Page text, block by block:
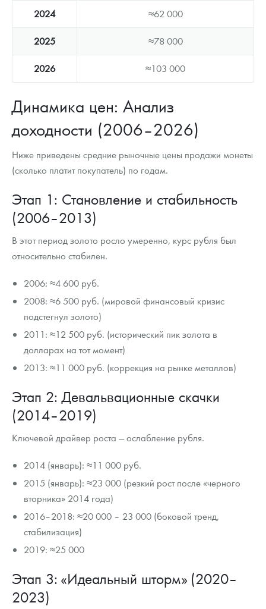
2024 ≈62 000
2025 ≈78 000
2026 ≈103 000
Динамика цен: Анализ
доходности (2006–2026)
Ниже приведены средние рыночные цены продажи монеты
(сколько платит покупатель) по годам.
Этап 1: Становление и стабильность
(2006–2013)
В этот период золото росло умеренно, курс рубля был
относительно стабилен.
2006: ≈4 600 руб.
2008: ≈6 500 руб. (мировой финансовый кризис
подстегнул золото)
2011: ≈12 500 руб. (исторический пик золота в
долларах на тот момент)
2013: ≈11 000 руб. (коррекция на рынке металлов)
Этап 2: Девальвационные скачки
(2014–2019)
Ключевой драйвер роста — ослабление рубля.
2014 (январь): ≈11 000 руб.
2015 (январь): ≈23 000 (резкий рост после «черного
вторника» 2014 года)
2016–2018: ≈20 000 – 23 000 (боковой тренд,
стабилизация)
2019: ≈25 000
Этап 3: «Идеальный шторм» (2020–
2023)